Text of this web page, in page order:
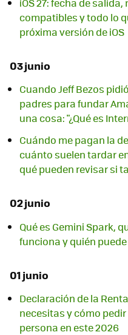
iOS 27: fecha de
compatibles y todo lo
próxima versión de iOS
03 junio
Cuando Jeff Bezos
padres para fundar
una cosa: "¿Qué es
Cuándo me pagan la
cuánto suelen tardar
qué pueden revisar si
02 junio
Qué es Gemini Spark,
funciona y quién
01 junio
Declaración de la
necesitas y cómo
persona en este 2026